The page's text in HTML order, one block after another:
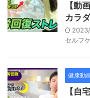
【動
カラ
セルフ
健康動
【自